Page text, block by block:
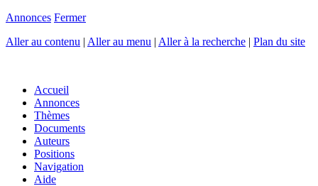
Annonces Fermer
Aller au contenu | Aller au menu | Aller à la recherche | Plan du site
Accueil
Annonces
Thèmes
Documents
Auteurs
Positions
Navigation
Aide